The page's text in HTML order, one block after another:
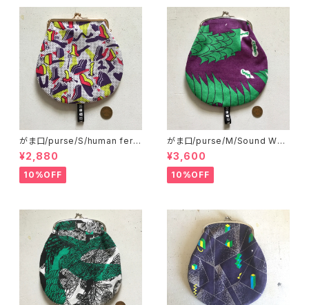
がま口/purse/S/human fertil
izer AB
¥2,880
10%OFF
がま口/purse/M/Sound Wav
e
¥3,600
10%OFF